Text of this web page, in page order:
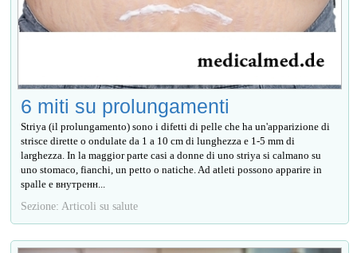
6 miti su prolungamenti
Striya (il prolungamento) sono i difetti di pelle che ha un'apparizione di
strisce dirette o ondulate da 1 a 10 cm di lunghezza e 1-5 mm di
larghezza. In la maggior parte casi a donne di uno striya si calmano su
uno stomaco, fianchi, un petto o natiche. Ad atleti possono apparire in
spalle e внутренн...
Sezione: Articoli su salute